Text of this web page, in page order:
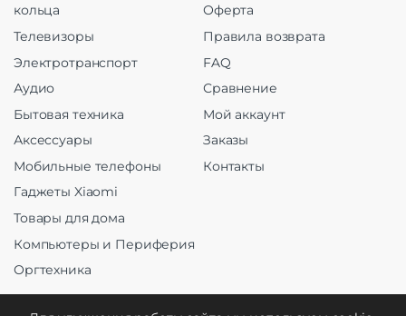
кольца
Телевизоры
Электротранспорт
Аудио
Бытовая техника
Аксессуары
Мобильные телефоны
Гаджеты Xiaomi
Товары для дома
Компьютеры и Периферия
Оргтехника
Оферта
Правила возврата
FAQ
Сравнение
Мой аккаунт
Заказы
Контакты